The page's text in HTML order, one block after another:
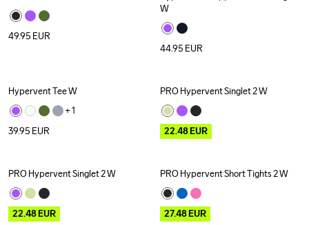
49.95 EUR
W
44.95 EUR
Hypervent Tee W
+ 1
39.95 EUR
Outlet
PRO Hypervent Singlet 2 W
22.48EUR
Outlet
PRO Hypervent Singlet 2 W
22.48EUR
Outlet
PRO Hypervent Short Tights 2 W
27.48EUR